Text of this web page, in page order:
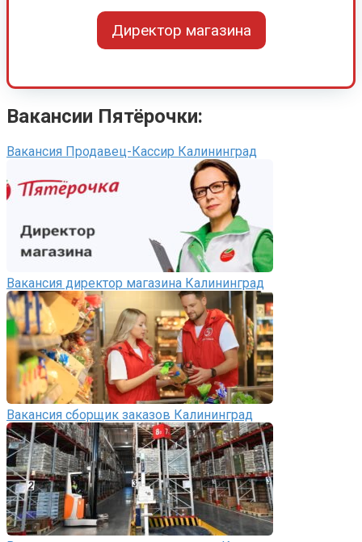
Директор магазина
Вакансии Пятёрочки:
Вакансия Продавец-Кассир Калининград
Вакансия директор магазина Калининград
Вакансия сборщик заказов Калининград